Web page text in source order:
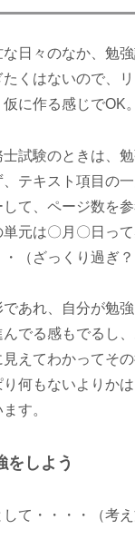
日々のなか、勉
くはないので、
に作る感じでOK。
試験のときは、
テキスト項目の
て、ページ数を
元は〇月〇日っ
（ざっくり過ぎ？
あれ、自分が勉
でる感もでるし
えてわかってそ
何もないよりか
す。
をしよう
て・・・・（考